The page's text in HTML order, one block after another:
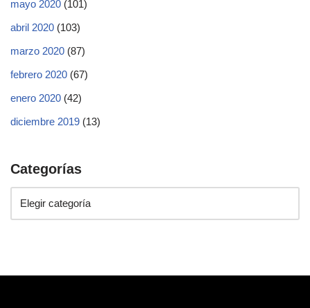
mayo 2020 (101)
abril 2020 (103)
marzo 2020 (87)
febrero 2020 (67)
enero 2020 (42)
diciembre 2019 (13)
Categorías